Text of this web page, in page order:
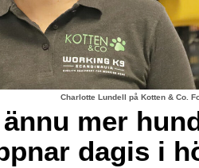
Charlotte Lundell på Kotten & Co.
mer
dagis i